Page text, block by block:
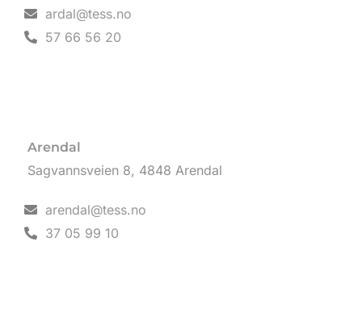
ardal@tess.no
57 66 56 20
Arendal
Sagvannsveien 8, 4848 Arendal
arendal@tess.no
37 05 99 10